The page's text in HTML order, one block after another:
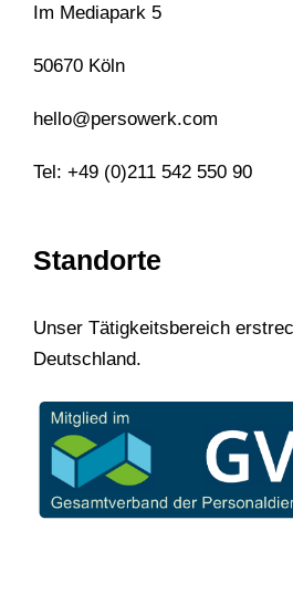
Im Mediapark 5
50670 Köln
hello@persowerk.com
Tel: +49 (0)211 542 550 90
Standorte
Unser Tätigkeitsbereich
Deutschland.